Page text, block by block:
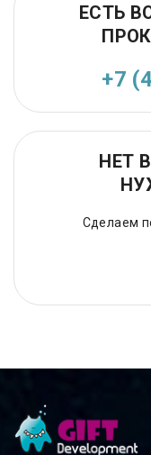
ЕСТЬ
+7
НЕТ
Сделаем